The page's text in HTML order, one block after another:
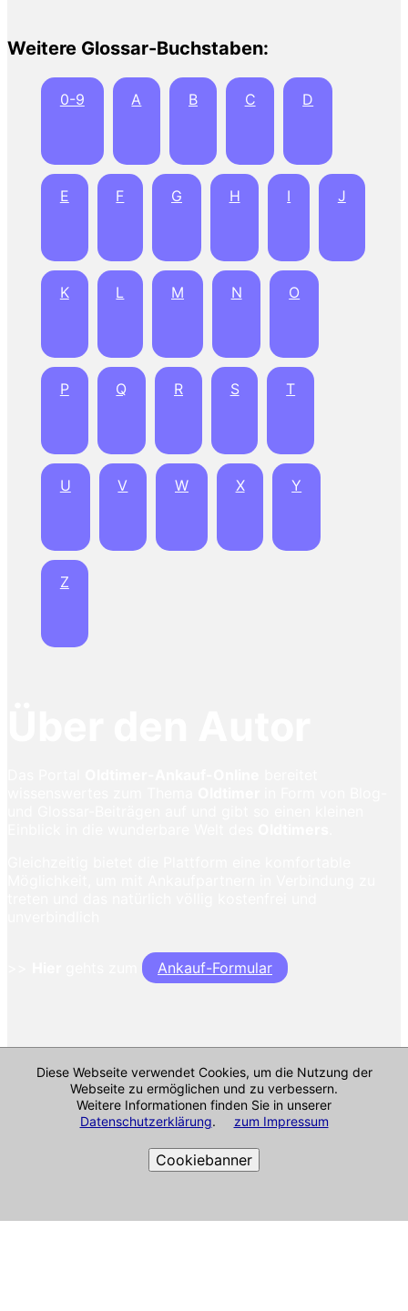
Diese Webseite verwendet Cookies, um die Nutzung der
Webseite zu ermöglichen und zu verbessern.
Weitere Informationen finden Sie in unserer
Datenschutzerklärung. zum Impressum
Cookiebanner
Weitere Glossar-Buchstaben:
0-9 A B C D
E F G H I J
K L M N O
P Q R S T
U V W X Y
Z
Ankauf-Formular